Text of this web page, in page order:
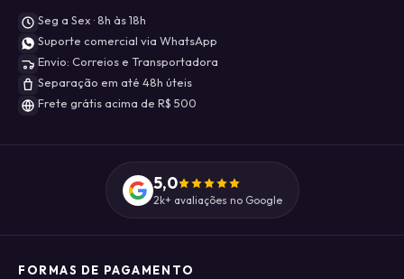
Seg a Sex · 8h às 18h
Suporte comercial via WhatsApp
Envio: Correios e Transportadora
Separação em até 48h úteis
Frete grátis acima de R$ 500
5,0
2k+ avaliações no Google
FORMAS DE PAGAMENTO